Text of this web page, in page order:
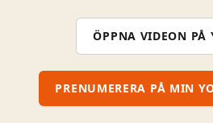
ÖPPNA VIDEON PÅ
PRENUMERERA PÅ MIN